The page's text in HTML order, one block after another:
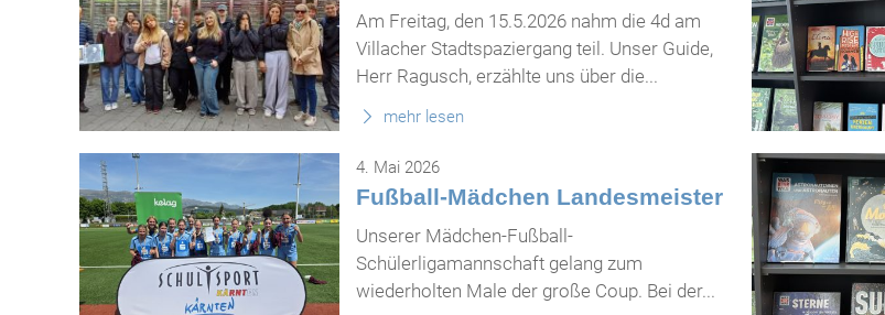
Am Freitag, den 15.5.2026 nahm die 4d am
Villacher Stadtspaziergang teil. Unser Guide,
Herr Ragusch, erzählte uns über die...
mehr lesen
4. Mai 2026
Fußball-Mädchen Landesmeister
Unserer Mädchen-Fußball-
Schülerligamannschaft gelang zum
wiederholten Male der große Coup. Bei der...